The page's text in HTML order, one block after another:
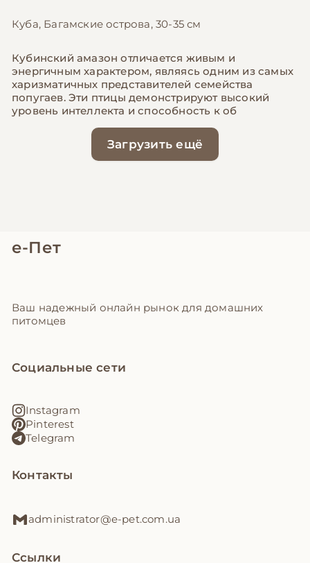
Куба, Багамские острова, 30-35 см
Кубинский амазон отличается живым и
энергичным характером, являясь одним из самых
харизматичных представителей семейства
попугаев. Эти птицы демонстрируют высокий
уровень интеллекта и способность к об
Загрузить ещё
е-Пет
Ваш надежный онлайн рынок для домашних
питомцев
Социальные сети
Instagram
Pinterest
Telegram
Контакты
administrator@e-pet.com.ua
Ссылки